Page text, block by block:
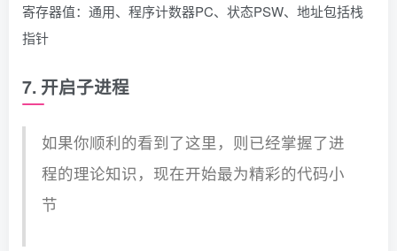
寄存器值：通用、程序计数器PC、状态PSW、地址包括栈
指针
7. 开启子进程
如果你顺利的看到了这里，则已经掌握了进
程的理论知识，现在开始最为精彩的代码小
节